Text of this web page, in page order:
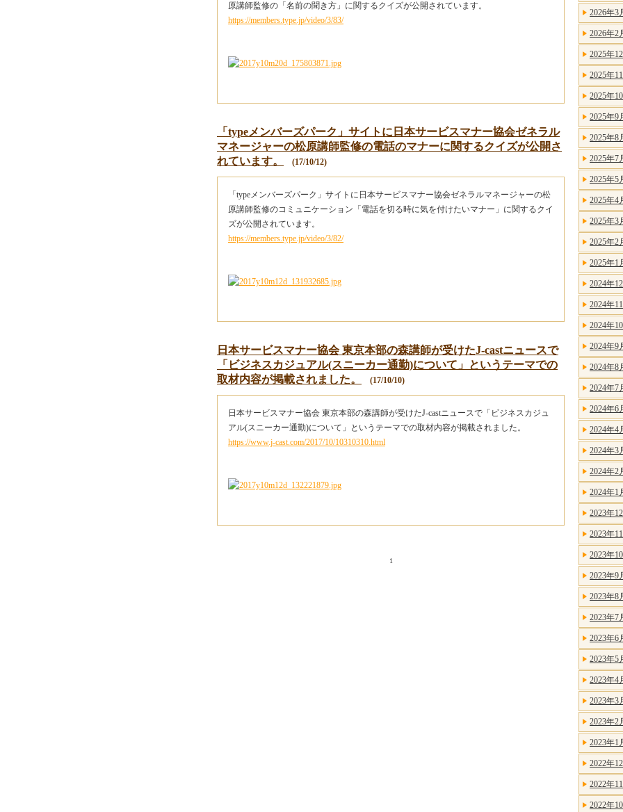
原講師監修の「名前の聞き方」に関するクイズが公開されています。
https://members.type.jp/video/3/83/
「typeメンバーズパーク」サイトに日本サービスマナー協会ゼネラル
マネージャーの松原講師監修の電話のマナーに関するクイズが公開さ
れています。
(17/10/12)
「typeメンバーズパーク」サイトに日本サービスマナー協会ゼネラルマネージャーの松
原講師監修のコミュニケーション「電話を切る時に気を付けたいマナー」に関するクイ
ズが公開されています。
https://members.type.jp/video/3/82/
日本サービスマナー協会 東京本部の森講師が受けたJ-castニュースで
「ビジネスカジュアル(スニーカー通勤)について」というテーマでの
取材内容が掲載されました。
(17/10/10)
日本サービスマナー協会 東京本部の森講師が受けたJ-castニュースで「ビジネスカジュ
アル(スニーカー通勤)について」というテーマでの取材内容が掲載されました。
https://www.j-cast.com/2017/10/10310310.html
1
2026年3
2026年2
2025年
2025年
2025年
2025年9
2025年8
2025年7
2025年5
2025年4
2025年3
2025年2
2025年1
2024年
2024年
2024年
2024年9
2024年8
2024年7
2024年6
2024年4
2024年3
2024年2
2024年1
2023年
2023年
2023年
2023年9
2023年8
2023年7
2023年6
2023年5
2023年4
2023年3
2023年2
2023年1
2022年
2022年
2022年